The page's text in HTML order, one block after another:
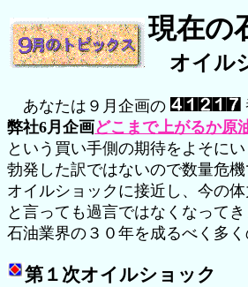
現在の
オイル
あなたは９月企画の
弊社6月企画どこまで上がるか原
という買い手側の期待をよそに
勃発した訳ではないので数量危
オイルショックに接近し、今の
と言っても過言ではなくなって
石油業界の３０年を成るべく多
第１次オイルショック